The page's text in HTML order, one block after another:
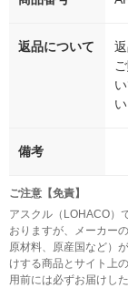
返品について
い
備考
ご注意【免責】
アスクル（LOHACO）
おりますが、メーカー
原材料、原産国など）
けする商品とサイト上
用前には必ずお届けし